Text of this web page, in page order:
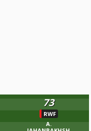
73
RWF
A.